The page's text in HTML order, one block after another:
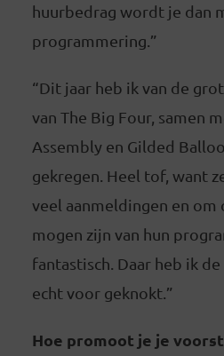
huurbedrag wordt je dan
programmering.”
“Dit jaar heb ik van de
van The Big Four, samen
Assembly en Gilded
gekregen. Heel tof, want
veel aanmeldingen en om
mogen zijn van hun
fantastisch. Daar heb ik
echt voor geknokt.”
Hoe promoot je je